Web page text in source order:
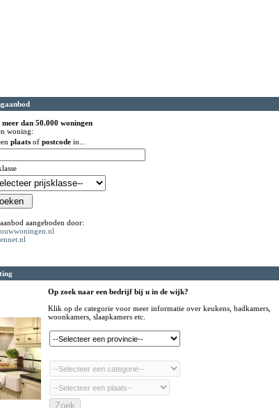
dan 50.000 woningen
woning:
plaats of postcode in...
aangeboden door:
Op zoek naar een bedrijf bij u in de wijk?
Klik op de categorie voor meer informatie over keukens, badkamers,
woonkamers, slaapkamers etc.